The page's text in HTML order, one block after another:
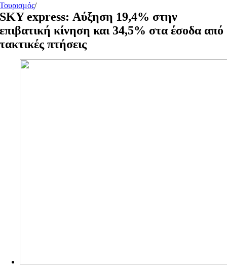
Τουρισμός/
SKY express: Αύξηση 19,4% στην
επιβατική κίνηση και 34,5% στα έσοδα από
τακτικές πτήσεις